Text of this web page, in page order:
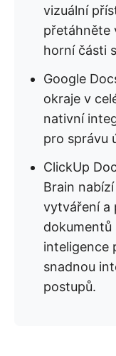
vizuální
přetáhněte
horní části
Google
okraje v
nativní
pro správu
ClickUp
Brain
vytváření a
dokumentů
inteligence
snadnou
postupů.